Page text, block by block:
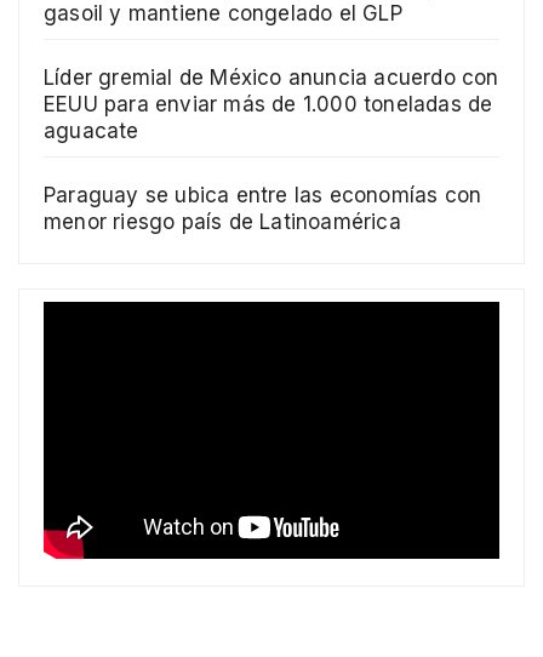
gasoil y mantiene congelado el GLP
Líder gremial de México anuncia acuerdo con
EEUU para enviar más de 1.000 toneladas de
aguacate
Paraguay se ubica entre las economías con
menor riesgo país de Latinoamérica